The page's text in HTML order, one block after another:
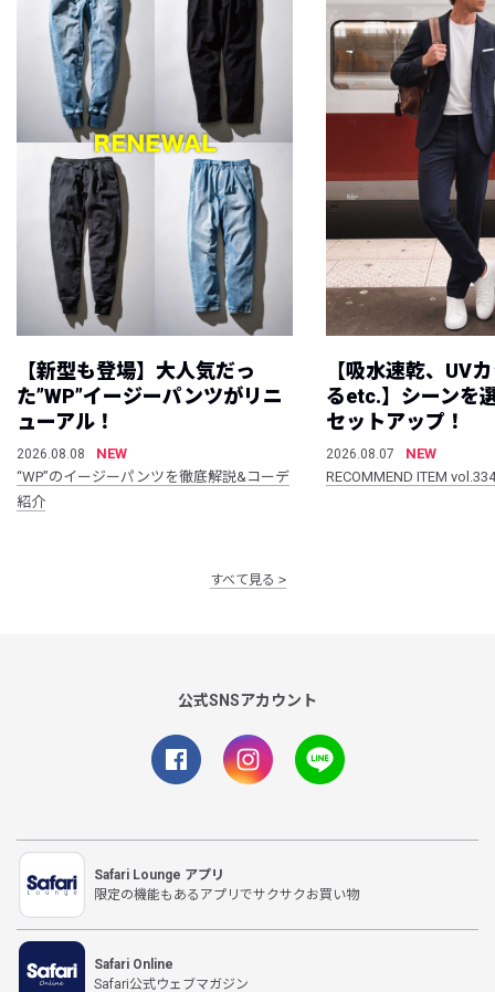
【新型も登場】大人気だっ
た”WP”イージーパンツがリニ
ューアル！
2026.08.08
NEW
“WP”のイージーパンツを徹底解説&コーデ
紹介
【吸水速乾、UV
るetc.】シーンを
セットアップ！
2026.08.07
NEW
RECOMMEND ITEM vol.334
すべて見る
公式SNSアカウント
Safari Lounge アプリ
限定の機能もあるアプリでサクサクお買い物
Safari Online
Safari公式ウェブマガジン